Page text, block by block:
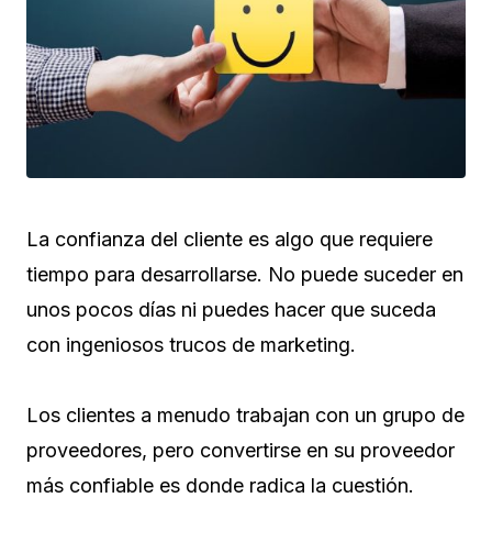
La confianza del cliente es algo que requiere
tiempo para desarrollarse. No puede suceder en
unos pocos días ni puedes hacer que suceda
con ingeniosos trucos de marketing.
Los clientes a menudo trabajan con un grupo de
proveedores, pero convertirse en su proveedor
más confiable es donde radica la cuestión.